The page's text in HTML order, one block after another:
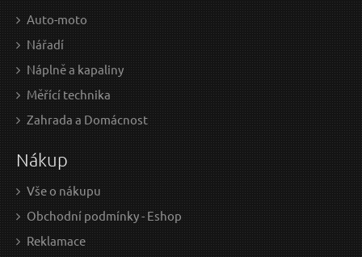
Auto-moto
Nářadí
Náplně a kapaliny
Měřící technika
Zahrada a Domácnost
Nákup
Vše o nákupu
Obchodní podmínky - Eshop
Reklamace